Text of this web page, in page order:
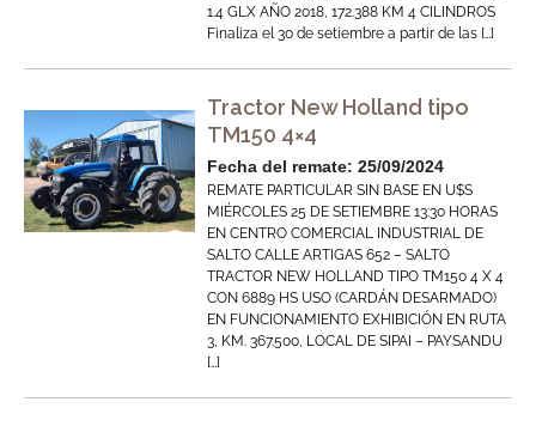
1.4 GLX AÑO 2018, 172.388 KM 4 CILINDROS
Finaliza el 30 de setiembre a partir de las […]
Tractor New Holland tipo
TM150 4×4
Fecha del remate: 25/09/2024
REMATE PARTICULAR SIN BASE EN U$S
MIÉRCOLES 25 DE SETIEMBRE 13:30 HORAS
EN CENTRO COMERCIAL INDUSTRIAL DE
SALTO CALLE ARTIGAS 652 – SALTO
TRACTOR NEW HOLLAND TIPO TM150 4 X 4
CON 6889 HS USO (CARDÁN DESARMADO)
EN FUNCIONAMIENTO EXHIBICIÓN EN RUTA
3, KM. 367.500, LOCAL DE SIPAI – PAYSANDU
[…]